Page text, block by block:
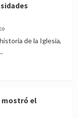
de la Iglesia,
mostró el